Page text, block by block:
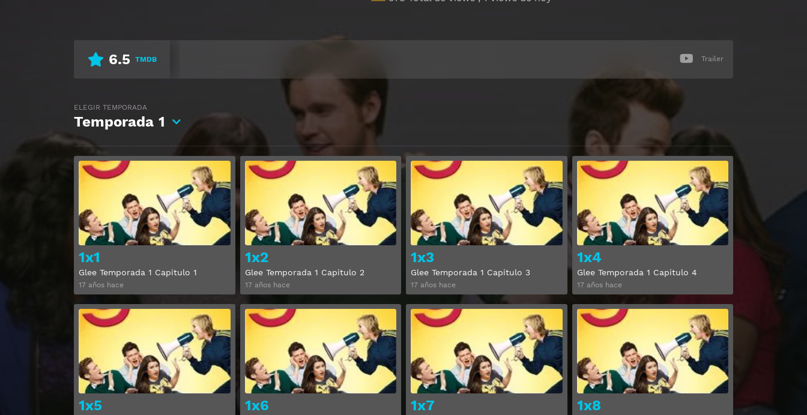
6.5 TMDB Trailer
ELEGIR TEMPORADA
Temporada 1
1x1
Glee Temporada 1 Capitulo 1
17 años hace
Ver
1x2
Glee Temporada 1 Capitulo 2
17 años hace
Ver
1x3
Glee Temporada 1 Capitulo 3
17 años hace
Ver
1x4
Glee Temporada 1 Capitulo 4
17 años hace
1x5
Ver
1x6
Ver
1x7
Ver
1x8